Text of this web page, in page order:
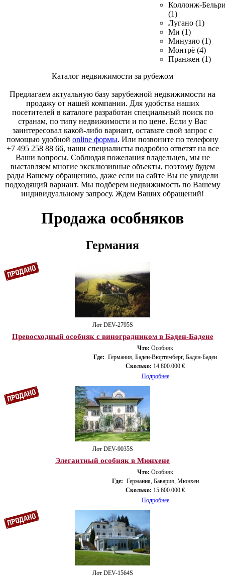
Коллонж-
(1)
Лугано (1)
Ми (1)
Минузио (1)
Монтрё (4)
Пранжен (1)
Каталог недвижимости за рубежом
Предлагаем актуальную базу зарубежной недвижимости на
продажу от нашей компании. Для удобства наших
посетителей в каталоге разработан специальный поиск по
странам, по типу недвижимости и по цене. Если у Вас
заинтересовал какой-либо вариант, оставьте свой запрос с
помощью удобной online формы. Или позвоните по телефону
+7 495 258 88 66, наши специалисты подробно ответят на все
Ваши вопросы. Соблюдая пожелания владельцев, мы не
выставляем многие эксклюзивные объекты, поэтому будем
рады Вашему обращению, даже если на сайте Вы не увидели
подходящий вариант. Мы подберем недвижимость по Вашему
индивидуальному запросу. Ждем Ваших обращений!
Продажа особняков
Германия
Лот DEV-2795S
Превосходный особняк с виноградником в Баден-Бадене
Что: Особняк
Где: Германия, Баден-Вюртемберг, Баден-Баден
Сколько: 14.800.000 €
Подробнее
Лот DEV-9035S
Элегантный особняк в Мюнхене
Что: Особняк
Где: Германия, Бавария, Мюнхен
Сколько: 15.600.000 €
Подробнее
Лот DEV-1564S